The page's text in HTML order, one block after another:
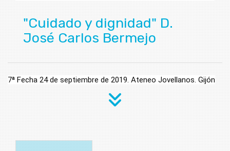
"Cuidado y dignidad" D.
José Carlos Bermejo
7ª Fecha 24 de septiembre de 2019. Ateneo Jovellanos. Gijón